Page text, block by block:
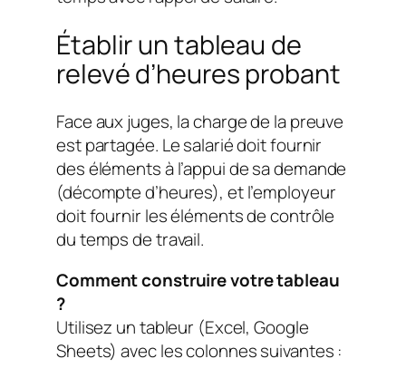
Établir un tableau de
relevé d’heures probant
Face aux juges, la charge de la preuve
est partagée. Le salarié doit fournir
des éléments à l’appui de sa demande
(décompte d’heures), et l’employeur
doit fournir les éléments de contrôle
du temps de travail.
Comment construire votre tableau
?
Utilisez un tableur (Excel, Google
Sheets) avec les colonnes suivantes :